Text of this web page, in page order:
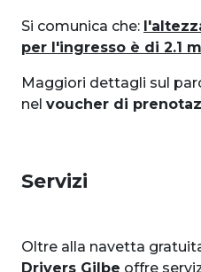
Si comunica che:
per l'ingresso è di 2.1
Maggiori dettagli sul
nel voucher di
Servizi
Oltre alla navetta
Drivers Gilbe offre